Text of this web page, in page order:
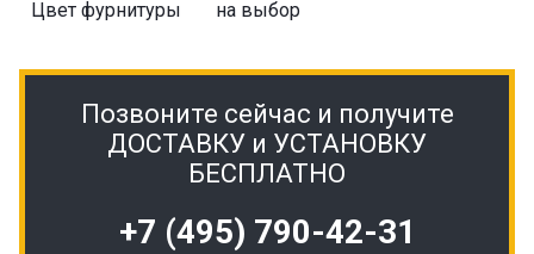
Цвет фурнитуры на выбор
Позвоните сейчас и получите
ДОСТАВКУ и УСТАНОВКУ
БЕСПЛАТНО
+7 (495) 790-42-31